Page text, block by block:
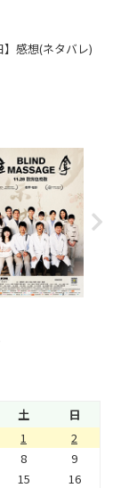
感想(ネタバレ)
土
日
1
2
8
9
15
16